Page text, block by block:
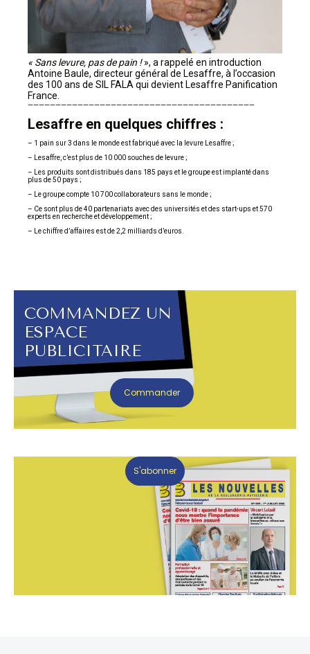
« Sans levure, pas de pain !», a rappelé en introduction
Antoine Baule, directeur général de Lesaffre, à l’occasion
des 100 ans de SIL FALA qui devient Lesaffre Panification
France.
—————————————————————————————————————————
Lesaffre en quelques chiffres :
– 1 pain sur 3 dans le monde est fabriqué avec la levure Lesaffre ;
– Lesaffre, c’est plus de 10 000 souches de levure ;
– Les produits sont distribués dans 185 pays et le groupe est implanté dans
plus de 50 pays ;
– Le groupe compte 10 700 collaborateurs sans le monde ;
– Ce sont plus de 40 partenariats avec des universités et des start-ups et 570
experts en recherche et développement ;
– Le chiffre d’affaires est de 2,2 milliards d’euros.
COMMANDEZ UN
ESPACE
PUBLICITAIRE
Commander
S'abonner